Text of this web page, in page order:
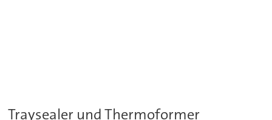
Traysealer und Thermoformer